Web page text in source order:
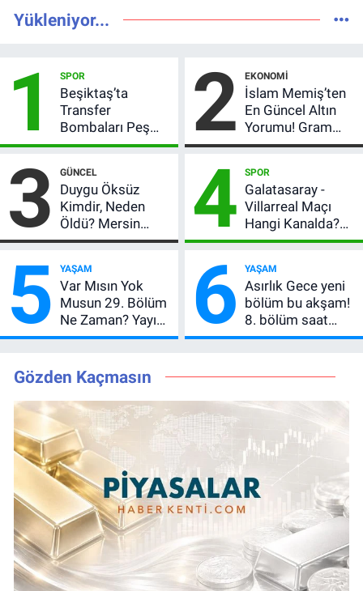
Yükleniyor...
1 SPOR
Beşiktaş’ta
Transfer
Bombaları Peş
Peşe! Adalı
Açıkladı, 5 Yıldız
Daha Listede
2 EKONOMI
İslam Memiş’ten
En Güncel Altın
Yorumu! Gram
Altın İçin 6.350 TL
Beklentisi
Değişmedi
3 GÜNCEL
Duygu Öksüz
Kimdir, Neden
Öldü? Mersin
Basınının Acı
4 SPOR
Galatasaray -
Villarreal Maçı
Hangi Kanalda?
Hazırlık Maçı Ne
Kaçta, Nereden
İzlenir?
5 YAŞAM
Var Mısın Yok
Musun 29. Bölüm
Ne Zaman? Yayın
Günü Değişti, Yeni
6 YAŞAM
Asırlık Gece yeni
bölüm bu akşam!
8. bölüm saat
kaçta, TRT 1 canlı
Gözden Kaçmasın